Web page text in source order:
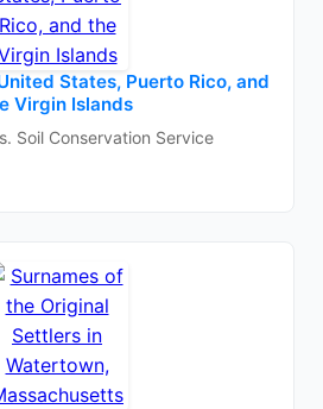
States, Puerto Rico, and
Virgin Islands
Soil Conservation Service